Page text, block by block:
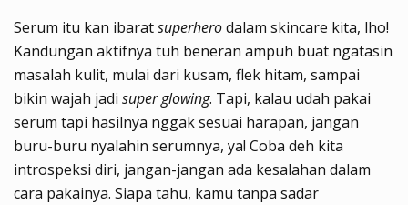
Serum itu kan ibaratsuperherodalam skincare kita, lho!
Kandungan aktifnya tuh beneran ampuh buat ngatasin
masalah kulit, mulai dari kusam, flek hitam, sampai
bikin wajah jadi super glowing. Tapi, kalau udah pakai
serum tapi hasilnya nggak sesuai harapan, jangan
buru-buru nyalahin serumnya, ya! Coba deh kita
introspeksi diri, jangan-jangan ada kesalahan dalam
cara pakainya. Siapa tahu, kamu tanpa sadar